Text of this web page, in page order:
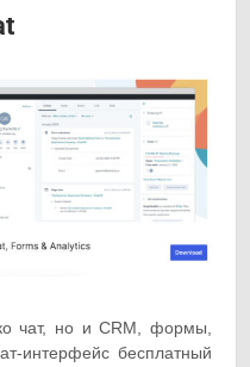
чат, но и CRM, формы,
интерфейс бесплатный